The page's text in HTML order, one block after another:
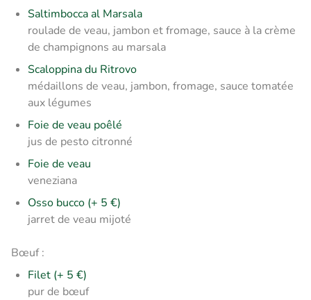
Saltimbocca al Marsala
roulade de veau, jambon et fromage, sauce à la crème
de champignons au marsala
Scaloppina du Ritrovo
médaillons de veau, jambon, fromage, sauce tomatée
aux légumes
Foie de veau poêlé
jus de pesto citronné
Foie de veau
veneziana
Osso bucco (+ 5 €)
jarret de veau mijoté
Bœuf :
Filet (+ 5 €)
pur de bœuf